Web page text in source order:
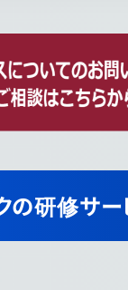
の研修サ